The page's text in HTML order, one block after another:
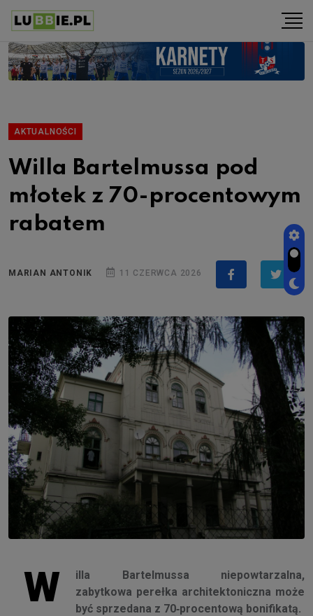
AKTUALNOŚCI
Willa Bartelmussa pod
młotek z 70-procentowym
rabatem
MARIAN ANTONIK 11 CZERWCA 2026
W
illa Bartelmussa niepowtarzalna,
zabytkowa perełka architektoniczna może
być sprzedana z 70‑procentową bonifikatą.